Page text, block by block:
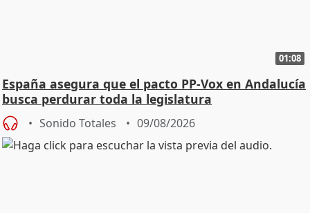
01:08
España asegura que el pacto PP-Vox en Andalucía
busca perdurar toda la legislatura
Sonido Totales 09/08/2026